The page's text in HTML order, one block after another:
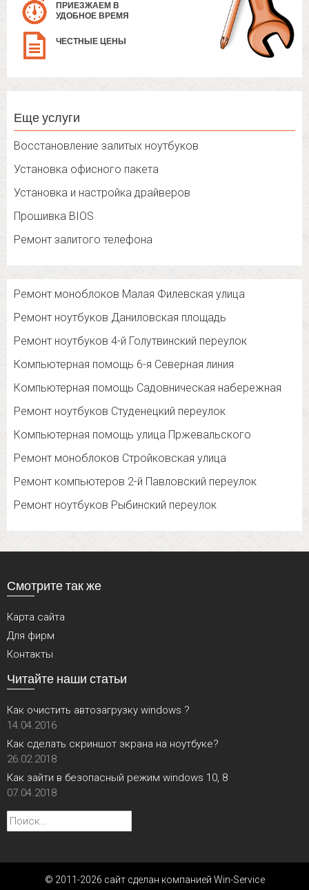
ПРИЕЗЖАЕМ В
УДОБНОЕ ВРЕМЯ
ЧЕСТНЫЕ ЦЕНЫ
Еще услуги
Восстановление залитых ноутбуков
Установка офисного пакета
Установка и настройка драйверов
Прошивка BIOS
Ремонт залитого телефона
Ремонт моноблоков Малая Филевская улица
Ремонт ноутбуков Даниловская площадь
Ремонт ноутбуков 4-й Голутвинский переулок
Компьютерная помощь 6-я Северная линия
Компьютерная помощь Садовническая набережная
Ремонт ноутбуков Студенецкий переулок
Компьютерная помощь улица Пржевальского
Ремонт моноблоков Стройковская улица
Ремонт компьютеров 2-й Павловский переулок
Ремонт ноутбуков Рыбинский переулок
Смотрите так же
Карта сайта
Для фирм
Контакты
Читайте наши статьи
Как очистить автозагрузку windows ?
14.04.2016
Как сделать скриншот экрана на ноутбуке?
26.02.2018
Как зайти в безопасный режим windows 10, 8
07.04.2018
Найти:
© 2011-2026 сайт сделан компанией Win-Service